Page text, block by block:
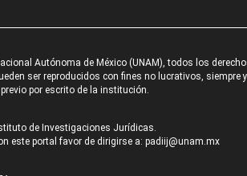
Autónoma de México (UNAM), todos los
ser reproducidos con fines no lucrativos,
por escrito de la institución.
de Investigaciones Jurídicas.
este portal favor de dirigirse a: padiij@unam.mx